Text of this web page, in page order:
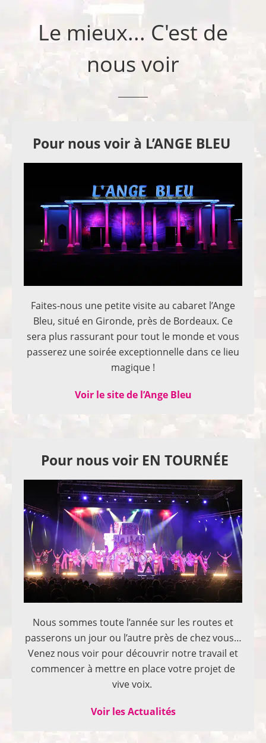
Le mieux... C'est de
nous voir
Pour nous voir à L’ANGE BLEU
Faites-nous une petite visite au cabaret l’Ange
Bleu, situé en Gironde, près de Bordeaux. Ce
sera plus rassurant pour tout le monde et vous
passerez une soirée exceptionnelle dans ce lieu
magique !
Voir le site de l’Ange Bleu
Pour nous voir EN TOURNÉE
Nous sommes toute l’année sur les routes et
passerons un jour ou l’autre près de chez vous…
Venez nous voir pour découvrir notre travail et
commencer à mettre en place votre projet de
vive voix.
Voir les Actualités